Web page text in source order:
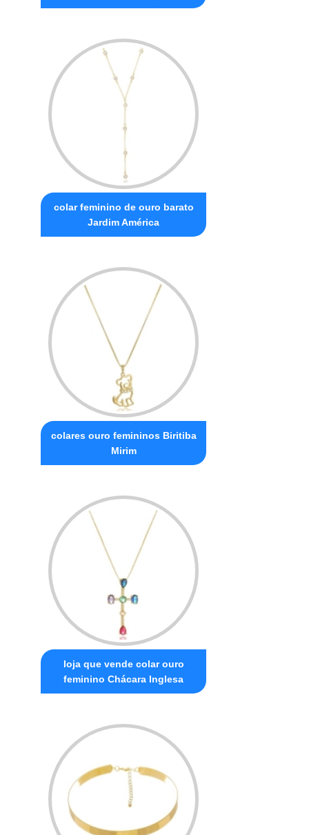
colar feminino de ouro barato
Jardim América
colares ouro femininos Biritiba
Mirim
loja que vende colar ouro
feminino Chácara Inglesa